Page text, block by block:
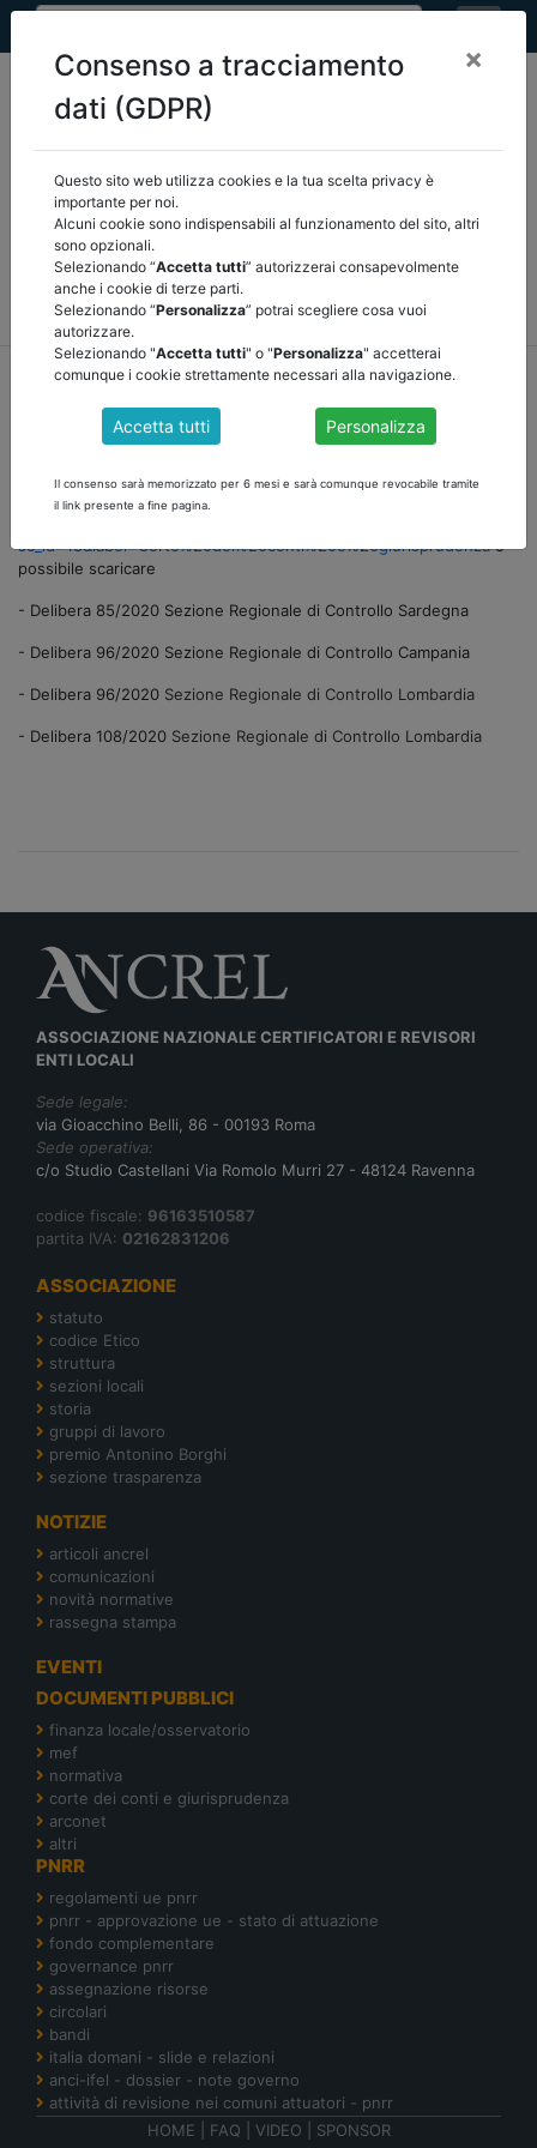
Seleziona una categoria:
COMUNICAZIONI
RASSEGNA STAMPA VEDI TUTTE
home notizie novità normative/torna indietro
nell'area documenti pubblici
sc_id=18&label=Corte%20dei%20conti%20e%20giurisprudenzaè
possibile scaricare
- Delibera 85/2020 Sezione Regionale di Controllo Sardegna
- Delibera 96/2020 Sezione Regionale di Controllo Campania
- Delibera 96/2020 Sezione Regionale di Controllo Lombardia
- Delibera 108/2020 Sezione Regionale di Controllo Lombardia
ASSOCIAZIONE NAZIONALE CERTIFICATORI E REVISORI
ENTI LOCALI
Sede legale:
via Gioacchino Belli, 86 - 00193 Roma
Sede operativa:
c/o Studio Castellani Via Romolo Murri 27 - 48124 Ravenna
codice fiscale: 96163510587
partita IVA: 02162831206
ASSOCIAZIONE
statuto
codice Etico
struttura
sezioni locali
storia
gruppi di lavoro
premio Antonino Borghi
sezione trasparenza
NOTIZIE
articoli ancrel
comunicazioni
novità normative
rassegna stampa
EVENTI
DOCUMENTI PUBBLICI
finanza locale/osservatorio
mef
normativa
corte dei conti e giurisprudenza
arconet
altri
PNRR
regolamenti ue pnrr
pnrr - approvazione ue - stato di attuazione
fondo complementare
governance pnrr
assegnazione risorse
circolari
bandi
italia domani - slide e relazioni
anci-ifel - dossier - note governo
attività di revisione nei comuni attuatori - pnrr
HOME
FAQ VIDEO SPONSOR
Consenso a tracciamento
dati (GDPR)
×
Questo sito web utilizza cookies e la tua scelta privacy è
importante per noi.
Alcuni cookie sono indispensabili al funzionamento del sito, altri
sono opzionali.
Selezionando “Accetta tutti” autorizzerai consapevolmente
anche i cookie di terze parti.
Selezionando “Personalizza” potrai scegliere cosa vuoi
autorizzare.
Selezionando "Accetta tutti" o "Personalizza" accetterai
comunque i cookie strettamente necessari alla navigazione.
Accetta tutti Personalizza
Il consenso sarà memorizzato per 6 mesi e sarà comunque revocabile tramite
il link presente a fine pagina.